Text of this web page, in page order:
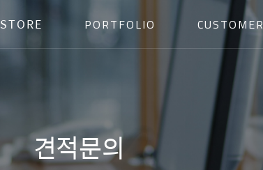
STORE PORTFOLIO CUSTOMER
견적문의